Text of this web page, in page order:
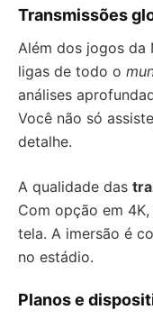
Transmissões
Além dos jogos da
ligas de todo o
análises
Você não só
detalhe.
A qualidade das
Com opção em
tela. A imersão é
no estádio.
Planos e